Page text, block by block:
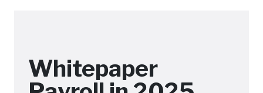
Whitepaper